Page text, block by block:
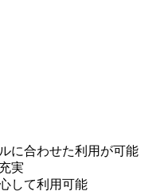
に合わせた利用が可能
実
して利用可能